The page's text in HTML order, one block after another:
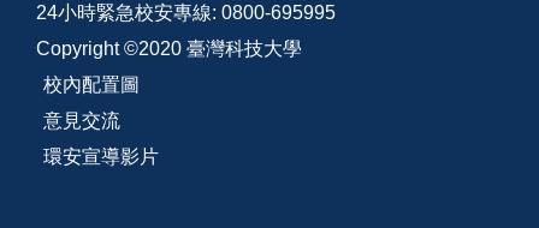
24小時緊急校安專線: 0800-695995
Copyright ©2020 臺灣科技大學
校內配置圖
意見交流
環安宣導影片